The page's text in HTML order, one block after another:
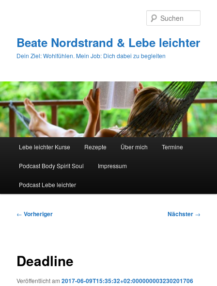
Beate Nordstrand & Lebe leichter
Dein Ziel: Wohlfühlen. Mein Job: Dich dabei zu begleiten
Lebe leichter Kurse Rezepte Über mich Termine
Podcast Body Spirit Soul Impressum
Podcast Lebe leichter
Beitragsnavigation
← Vorheriger Nächster →
Deadline
Veröffentlicht am2017-06-09T15:35:32+02:000000003230201706